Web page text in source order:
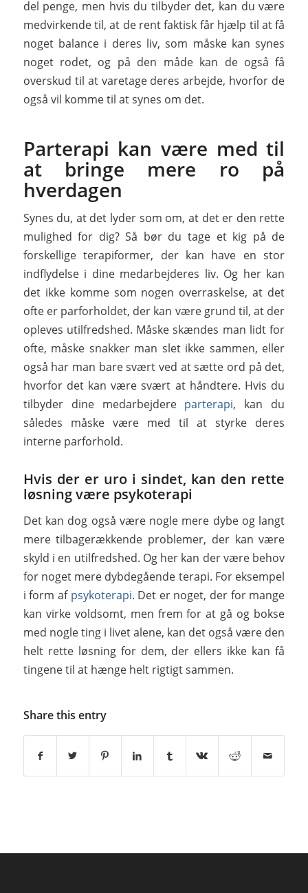
del penge, men hvis du tilbyder det, kan du være
medvirkende til, at de rent faktisk får hjælp til at få
noget balance i deres liv, som måske kan synes
noget rodet, og på den måde kan de også få
overskud til at varetage deres arbejde, hvorfor de
også vil komme til at synes om det.
Parterapi kan være med til
at bringe mere ro på
hverdagen
Synes du, at det lyder som om, at det er den rette
mulighed for dig? Så bør du tage et kig på de
forskellige terapiformer, der kan have en stor
indflydelse i dine medarbejderes liv. Og her kan
det ikke komme som nogen overraskelse, at det
ofte er parforholdet, der kan være grund til, at der
opleves utilfredshed. Måske skændes man lidt for
ofte, måske snakker man slet ikke sammen, eller
også har man bare svært ved at sætte ord på det,
hvorfor det kan være svært at håndtere. Hvis du
tilbyder dine medarbejdere parterapi, kan du
således måske være med til at styrke deres
interne parforhold.
Hvis der er uro i sindet, kan den rette
løsning være psykoterapi
Det kan dog også være nogle mere dybe og langt
mere tilbagerækkende problemer, der kan være
skyld i en utilfredshed. Og her kan der være behov
for noget mere dybdegående terapi. For eksempel
i form af psykoterapi. Det er noget, der for mange
kan virke voldsomt, men frem for at gå og bokse
med nogle ting i livet alene, kan det også være den
helt rette løsning for dem, der ellers ikke kan få
tingene til at hænge helt rigtigt sammen.
Share this entry